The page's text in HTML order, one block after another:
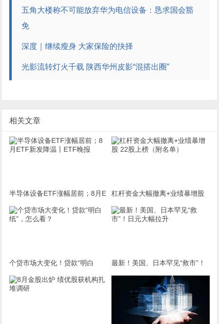
五角大楼称不可能放弃华为电信设备：恳求国会豁
免
深度｜继续瘦身 大家保险的抉择
光影流转灯火千载 陕西华州皮影“混搭出圈”
相关文章
半导体设备ETF涨幅居前；8月E
TF新发降温丨ETF晚报
杠杆资金大幅撤离+业绩暴增股
22股上榜（附名单）
个贷市场大变化！贷款“明白
纸”，怎么看？
最新！美国、日本罕见“救市”！
日元大幅拉升